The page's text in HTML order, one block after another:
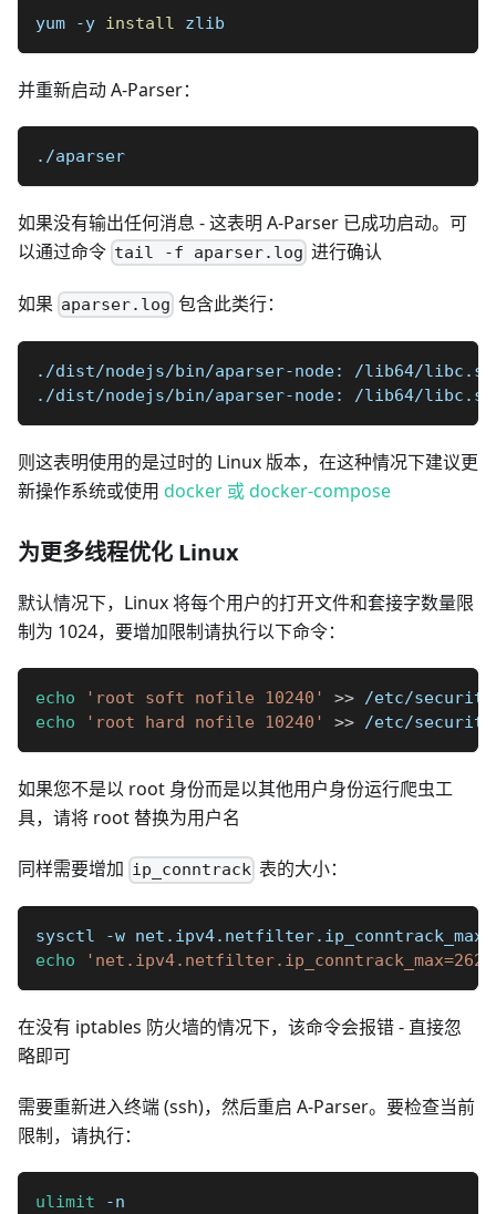
yum -y install zlib
并重新启动 A-Parser：
./aparser
如果没有输出任何消息 - 这表明 A-Parser 已成功启动。可
以通过命令 tail -f aparser.log 进行确认
如果 aparser.log 包含此类行：
./dist/nodejs/bin/aparser-node: /lib64/
./dist/nodejs/bin/aparser-node: /lib64/
则这表明使用的是过时的 Linux 版本，在这种情况下建议更
新操作系统或使用 docker 或 docker-compose
为更多线程优化 Linux
默认情况下，Linux 将每个用户的打开文件和套接字数量限
制为 1024，要增加限制请执行以下命令：
echo 'root soft nofile 10240' >> /etc/
echo
'root hard nofile 10240' >> /etc/
如果您不是以 root 身份而是以其他用户身份运行爬虫工
具，请将 root 替换为用户名
同样需要增加 ip_conntrack 表的大小：
sysctl -w net.ipv4.netfilter.ip_conntrack_max
echo
在没有 iptables 防火墙的情况下，该命令会报错 - 直接忽
略即可
需要重新进入终端 (ssh)，然后重启 A-Parser。要检查当前
限制，请执行：
ulimit -n